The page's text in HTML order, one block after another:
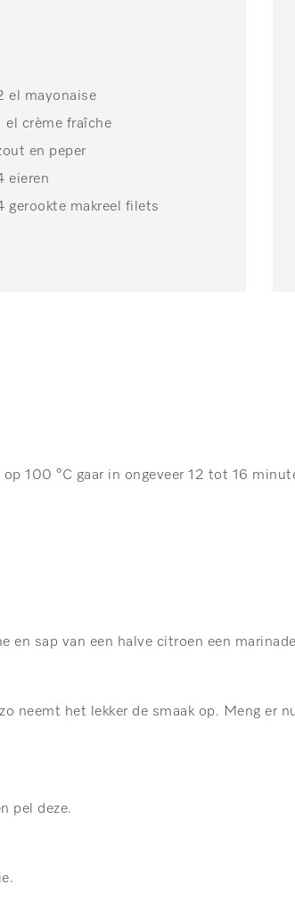
el mayonaise
el crème fraîche
en peper
eieren
gerookte makreel filets
100 °C gaar in ongeveer 12 tot 16
en sap van een halve citroen een
neemt het lekker de smaak op. Meng er
pel deze.